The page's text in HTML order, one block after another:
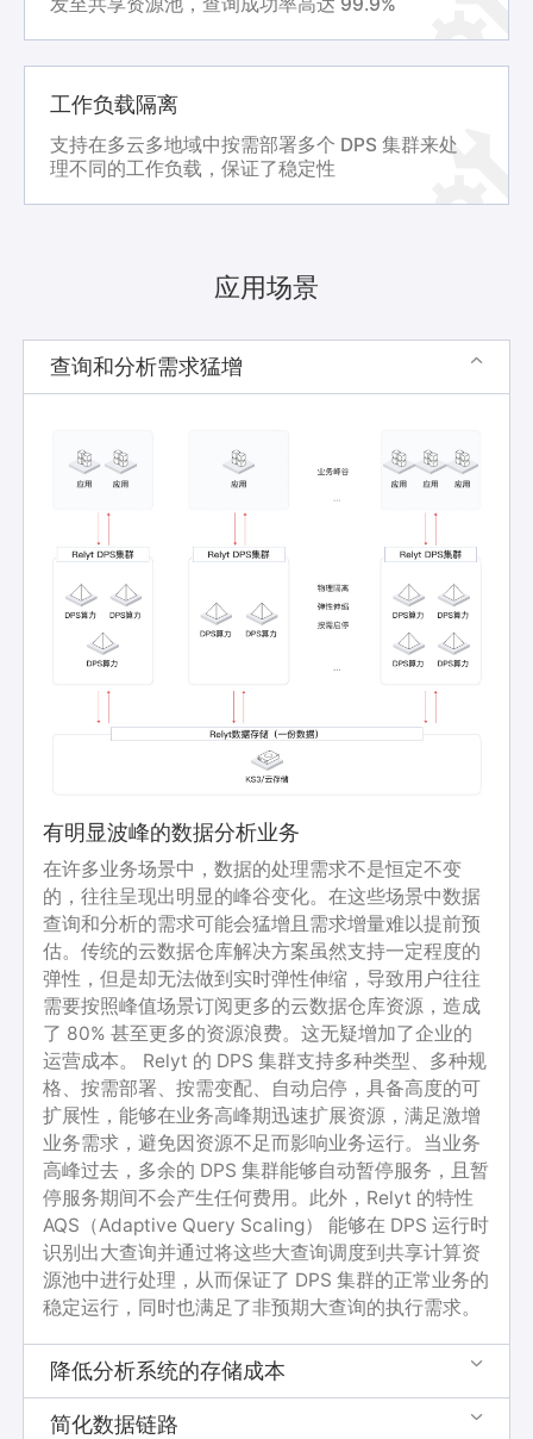
工作负载隔离
支持在多云多地域中按需部署多个 DPS 集群来处
理不同的工作负载，保证了稳定性
应用场景
查询和分析需求猛增 
有明显波峰的数据分析业务
在许多业务场景中，数据的处理需求不是恒定不变
的，往往呈现出明显的峰谷变化。在这些场景中数据
查询和分析的需求可能会猛增且需求增量难以提前预
估。传统的云数据仓库解决方案虽然支持一定程度的
弹性，但是却无法做到实时弹性伸缩，导致用户往往
需要按照峰值场景订阅更多的云数据仓库资源，造成
了 80% 甚至更多的资源浪费。这无疑增加了企业的
运营成本。 Relyt 的 DPS 集群支持多种类型、多种规
格、按需部署、按需变配、自动启停，具备高度的可
扩展性，能够在业务高峰期迅速扩展资源，满足激增
业务需求，避免因资源不足而影响业务运行。当业务
高峰过去，多余的 DPS 集群能够自动暂停服务，且暂
停服务期间不会产生任何费用。此外，Relyt 的特性
AQS（Adaptive Query Scaling） 能够在 DPS 运行时
识别出大查询并通过将这些大查询调度到共享计算资
源池中进行处理，从而保证了 DPS 集群的正常业务的
稳定运行，同时也满足了非预期大查询的执行需求。
降低分析系统的存储成本 
简化数据链路 